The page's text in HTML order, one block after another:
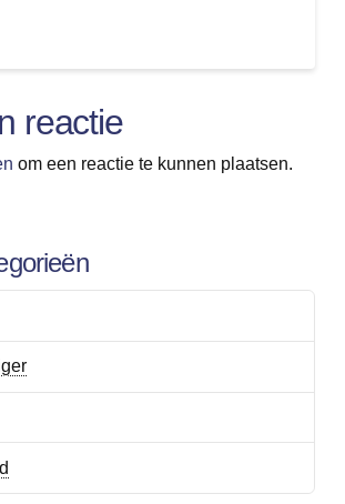
reactie
om een reactie te kunnen plaatsen.